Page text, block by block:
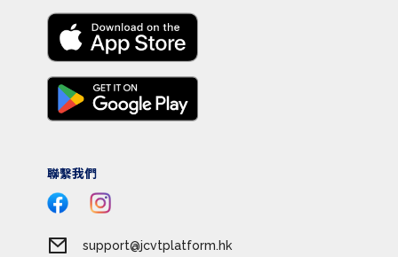
聯繫我們
support@jcvtplatform.hk